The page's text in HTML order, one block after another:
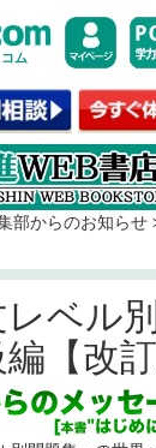
ム
部からのお知らせ
ベル
【改訂